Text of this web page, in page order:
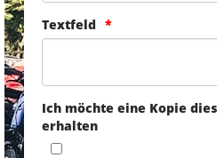
Textfeld
Ich möchte eine Kopie
erhalten